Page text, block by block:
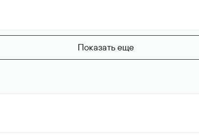
Показать еще